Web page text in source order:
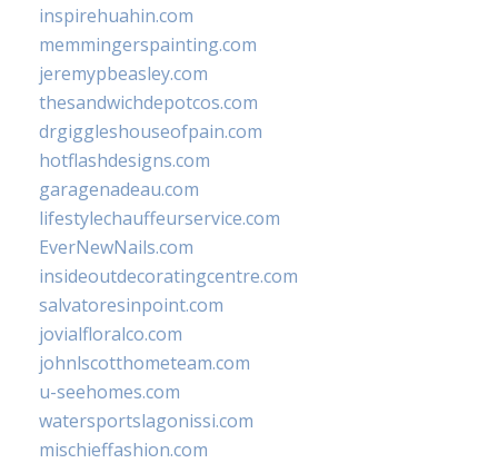
inspirehuahin.com
memmingerspainting.com
jeremypbeasley.com
thesandwichdepotcos.com
drgiggleshouseofpain.com
hotflashdesigns.com
garagenadeau.com
lifestylechauffeurservice.com
EverNewNails.com
insideoutdecoratingcentre.com
salvatoresinpoint.com
jovialfloralco.com
johnlscotthometeam.com
u-seehomes.com
watersportslagonissi.com
mischieffashion.com